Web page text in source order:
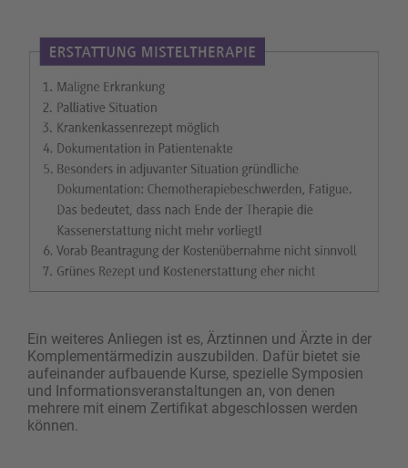
Ein weiteres Anliegen ist es, Ärztinnen und Ärzte in der
Komplementärmedizin auszubilden. Dafür bietet sie
aufeinander aufbauende Kurse, spezielle Symposien
und Informationsveranstaltungen an, von denen
mehrere mit einem Zertifikat abgeschlossen werden
können.